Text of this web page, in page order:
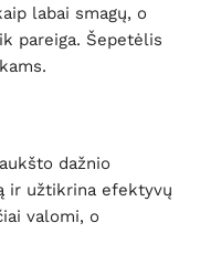
labai smagų, o
pareiga. Šepetėlis
dažnio
ir užtikrina efektyvų
valomi, o